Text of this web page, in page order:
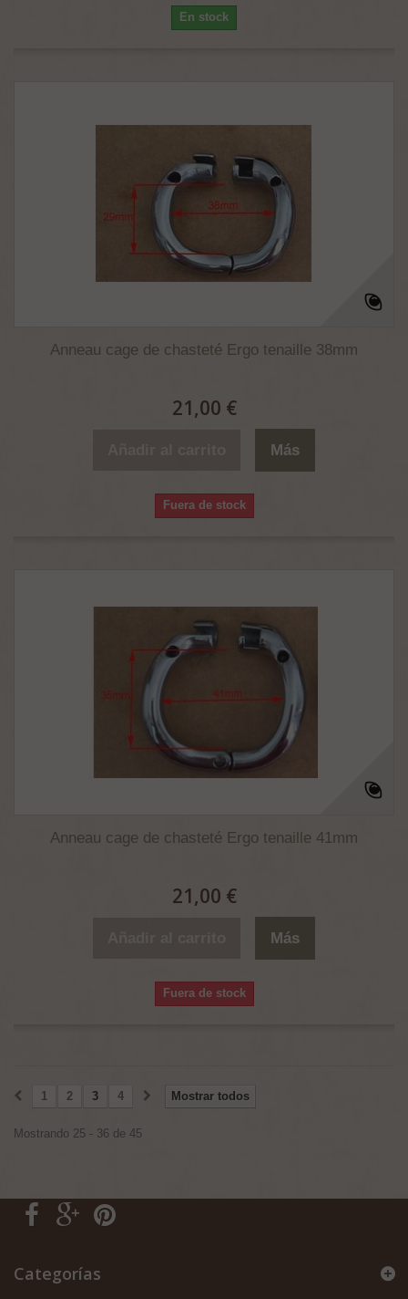
En stock
Anneau cage de chasteté Ergo tenaille 38mm
21,00 €
Más
Fuera de stock
Anneau cage de chasteté Ergo tenaille 41mm
21,00 €
Más
Fuera de stock
Mostrar todos
1 2 3 4
Mostrando 25 - 36 de 45
Categorías